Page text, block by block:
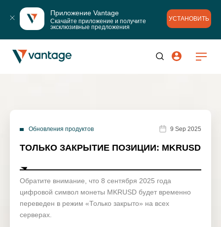
Приложение Vantage
Скачайте приложение и получите
эксклюзивные предложения
УСТАНОВИТЬ
Обновления продуктов 9 Sep 2025
ТОЛЬКО ЗАКРЫТИЕ ПОЗИЦИИ: MKRUSD
Обратите внимание, что 8 сентября 2025 года
цифровой символ монеты MKRUSD будет временно
переведен в режим «Только закрыто» на всех
серверах.